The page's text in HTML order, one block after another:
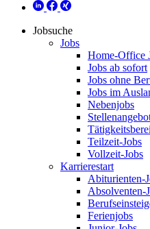
Jobsuche
Jobs
Home-Office
Jobs ab sofort
Jobs ohne
Jobs im
Nebenjobs
Teilzeit-Jobs
Vollzeit-Jobs
Karrierestart
Abiturienten-
Absolventen-
Ferienjobs